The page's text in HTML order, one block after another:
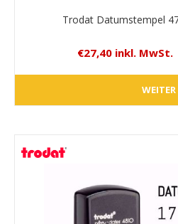
Trodat Datumstempel
€27,40 inkl. MwSt.
WEITER